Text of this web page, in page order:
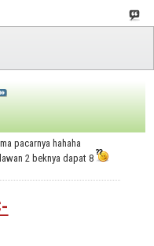
pacarnya hahaha
2 beknya dapat 8